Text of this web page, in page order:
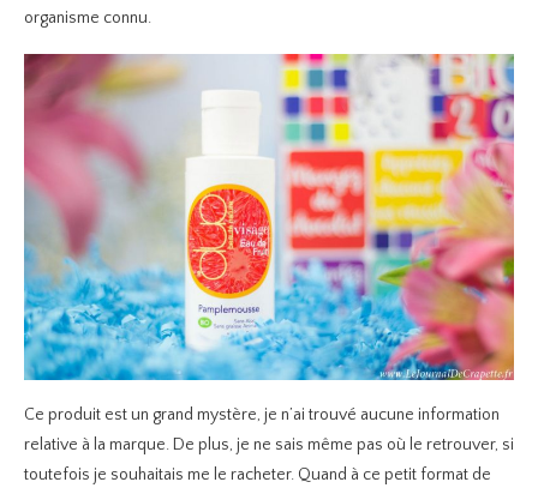
organisme connu.
Ce produit est un grand mystère, je n’ai trouvé aucune information
relative à la marque. De plus, je ne sais même pas où le retrouver, si
toutefois je souhaitais me le racheter. Quand à ce petit format de